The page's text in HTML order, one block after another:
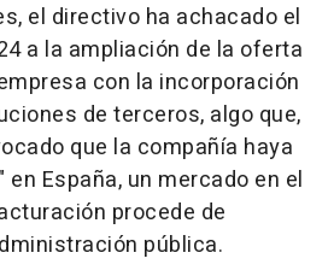
el directivo ha achacado el
a la ampliación de la oferta
con la incorporación
de terceros, algo que,
que la compañía haya
España, un mercado en el
procede de
pública.